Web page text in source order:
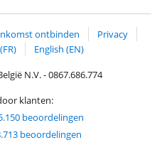
ontbinden
Privacy
English (EN)
N.V. - 0867.686.774
klanten:
beoordelingen
beoordelingen